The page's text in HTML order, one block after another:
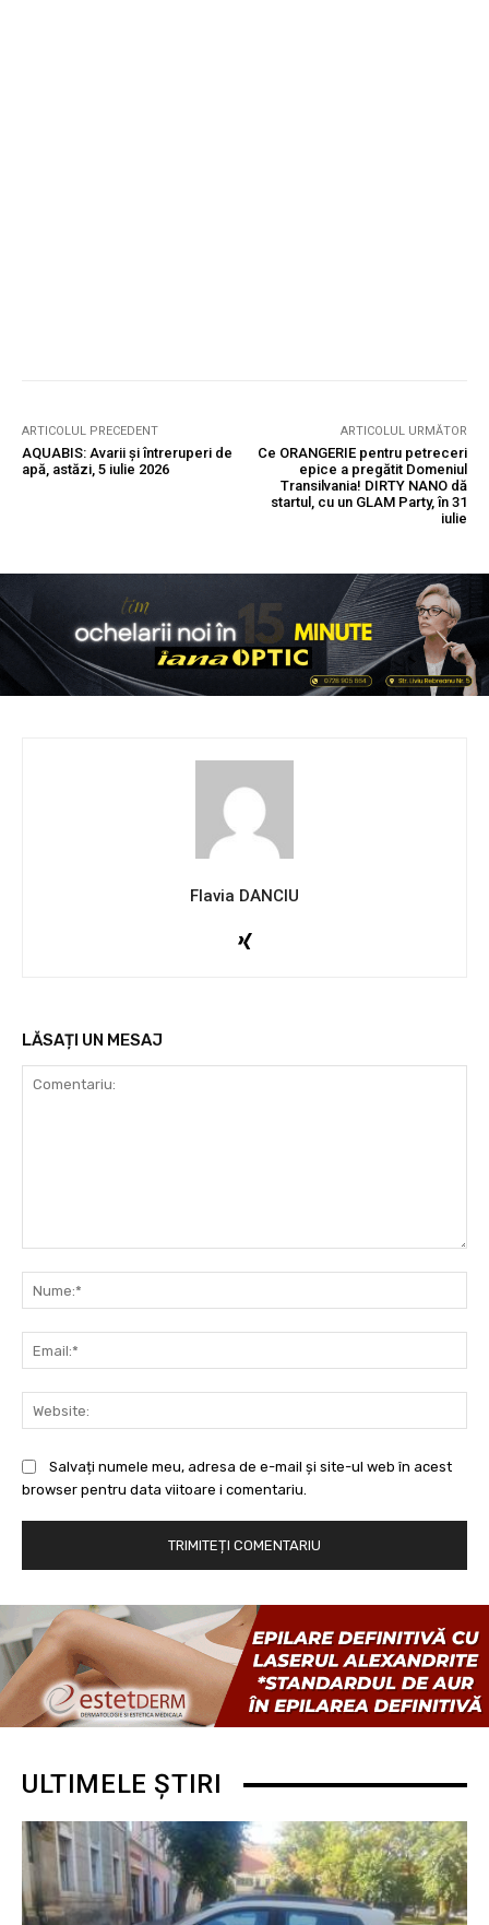
ARTICOLUL PRECEDENT
AQUABIS: Avarii și întreruperi de
apă, astăzi, 5 iulie 2026
ARTICOLUL URMĂTOR
Ce ORANGERIE pentru petreceri
epice a pregătit Domeniul
Transilvania! DIRTY NANO dă
startul, cu un GLAM Party, în 31
iulie
Flavia DANCIU
LĂSAȚI UN MESAJ
Salvați numele meu, adresa de e-mail și site-ul web în acest
browser pentru data viitoare i comentariu.
ULTIMELE ȘTIRI